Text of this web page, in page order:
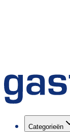
Categorieën